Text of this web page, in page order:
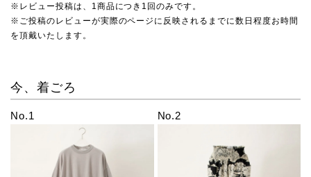
※レビュー投稿は、1商品につき1回のみです。
※ご投稿のレビューが実際のページに反映されるまでに数日程度お時間
を頂戴いたします。
今、着ごろ
No.1 No.2